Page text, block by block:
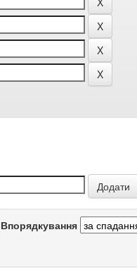
Впорядкування